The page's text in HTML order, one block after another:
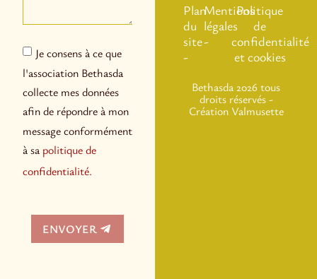
Plan
du
site
-
Mentions
légales
-
Politique
de
confidentialité
et cookies
Bethasda 2026 tous
droits réservés -
CréationValmusette
Je consens à ce que
l'association Bethasda
collecte mes données
afin de répondre à mon
message conformément
à sa politique de
confidentialité.
ENVOYER